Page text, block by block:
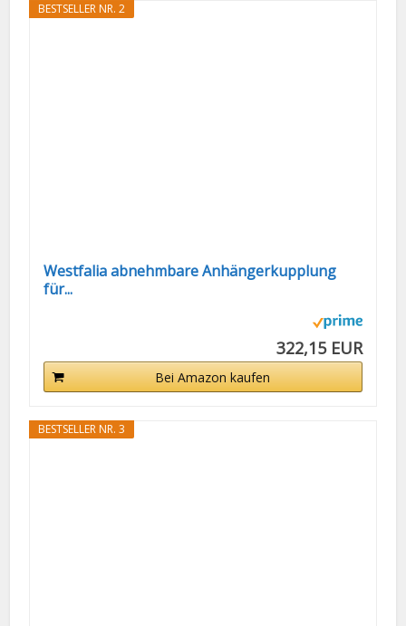
BESTSELLER NR. 2
Westfalia abnehmbare Anhängerkupplung
für...
322,15 EUR
Bei Amazon kaufen
BESTSELLER NR. 3